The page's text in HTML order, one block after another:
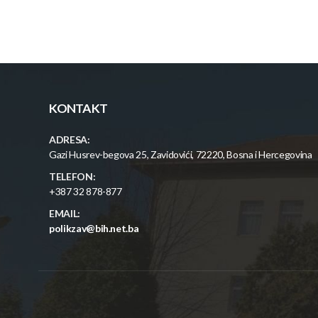
KONTAKT
ADRESA:
Gazi Husrev-begova 25, Zavidovići, 72220, Bosna i Hercegovina
TELEFON:
+387 32 878-877
EMAIL:
polikzav@bih.net.ba